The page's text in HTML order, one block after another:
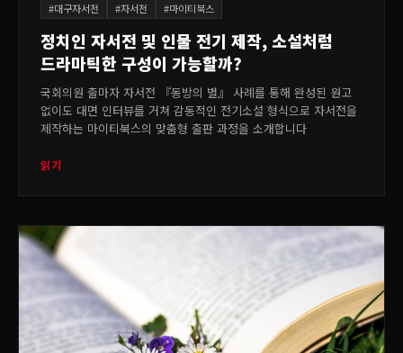
#대구자서전 #자서전 #마이티북스
정치인 자서전 및 인물 전기 제작, 소설처럼
드라마틱한 구성이 가능할까?
국회의원 출마자 자서전 『동방의 별』 사례를 통해 완성된 원고
없이도 대면 인터뷰를 거쳐 감동적인 전기소설 형식으로 자서전을
제작하는 마이티북스의 맞춤형 출판 과정을 소개합니다
읽기